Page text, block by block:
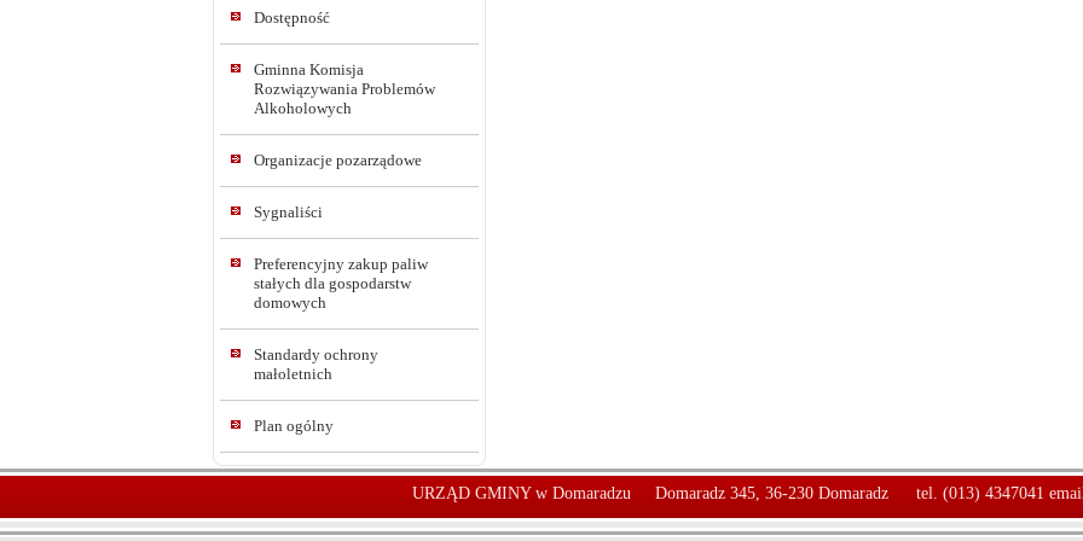
Dostępność
Gminna Komisja
Rozwiązywania Problemów
Alkoholowych
Organizacje pozarządowe
Sygnaliści
Preferencyjny zakup paliw
stałych dla gospodarstw
domowych
Standardy ochrony
małoletnich
Plan ogólny
URZĄD GMINY w Domaradzu Domaradz 345, 36-230 Domaradz tel. (013) 4347041